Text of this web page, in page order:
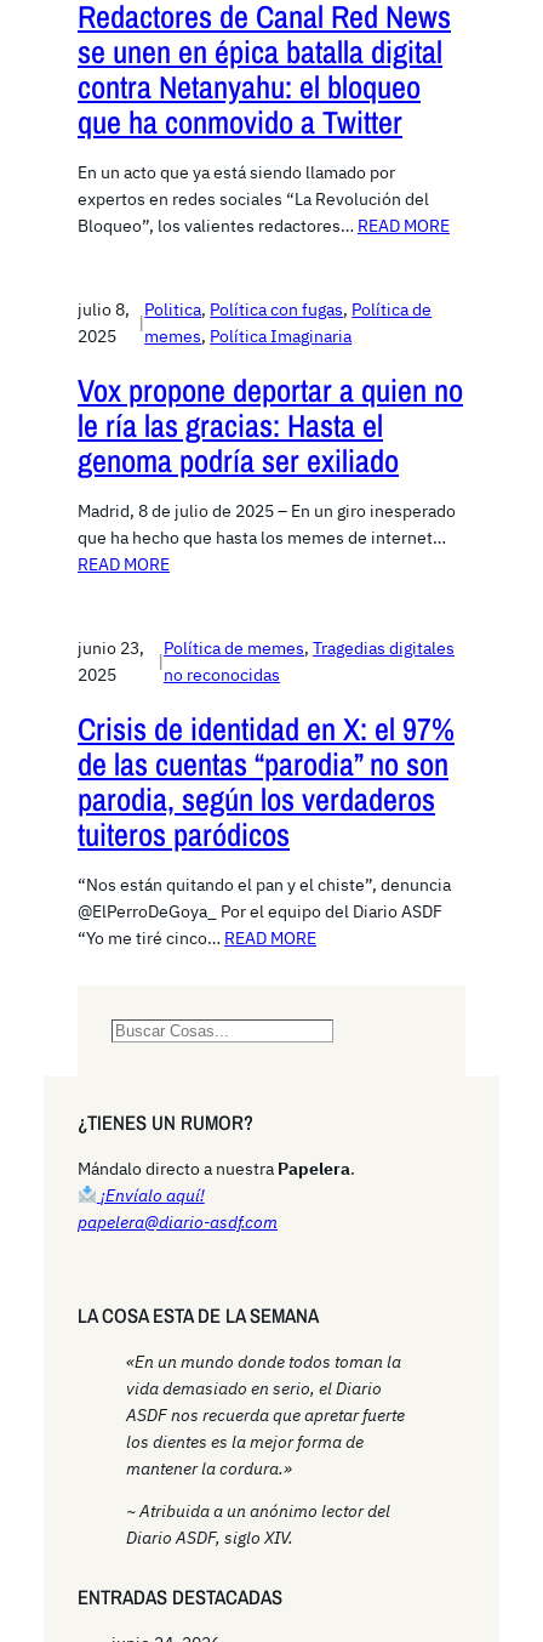
Redactores de Canal Red News
se unen en épica batalla digital
contra Netanyahu: el bloqueo
que ha conmovido a Twitter
En un acto que ya está siendo llamado por
expertos en redes sociales “La Revolución del
Bloqueo”, los valientes redactores… READ MORE
julio 8,
2025
|
Politica, Política con fugas, Política de
memes, Política Imaginaria
Vox propone deportar a quien no
le ría las gracias: Hasta el
genoma podría ser exiliado
Madrid, 8 de julio de 2025 – En un giro inesperado
que ha hecho que hasta los memes de internet…
READ MORE
junio 23,
2025
|
Política de memes, Tragedias digitales
no reconocidas
Crisis de identidad en X: el 97%
de las cuentas “parodia” no son
parodia, según los verdaderos
tuiteros paródicos
“Nos están quitando el pan y el chiste”, denuncia
@ElPerroDeGoya_ Por el equipo del Diario ASDF
“Yo me tiré cinco… READ MORE
S
r
h
¿TIENES UN RUMOR?
Mándalo directo a nuestra Papelera.
¡Envíalo aquí!
papelera@diario-asdf.com
LA COSA ESTA DE LA SEMANA
«En un mundo donde todos toman la
vida demasiado en serio, el Diario
ASDF nos recuerda que apretar fuerte
los dientes es la mejor forma de
mantener la cordura.»
~ Atribuida a un anónimo lector del
Diario ASDF, siglo XIV.
ENTRADAS DESTACADAS